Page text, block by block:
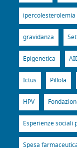
ipercolesterolemia
gravidanza
Epigenetica
Ictus Pillola
HPV
Esperienze sociali
Spesa